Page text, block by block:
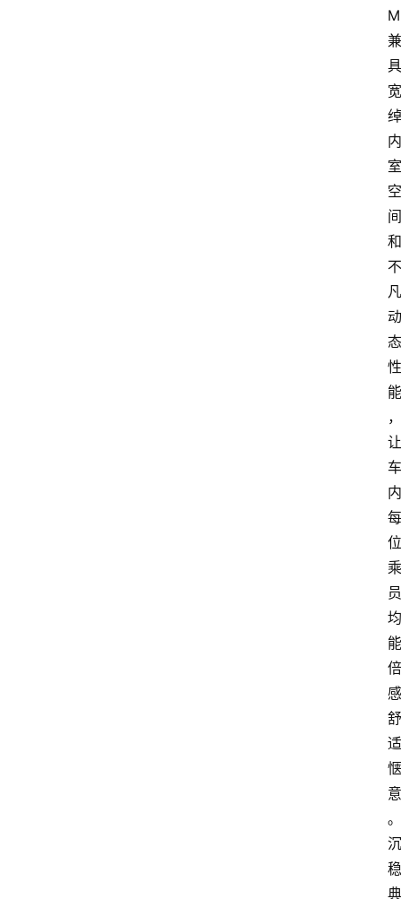
M
兼
具
宽
绰
内
室
空
间
和
不
凡
动
态
性
能
，
让
车
内
每
位
乘
员
均
能
倍
感
舒
适
惬
意
。
沉
稳
典